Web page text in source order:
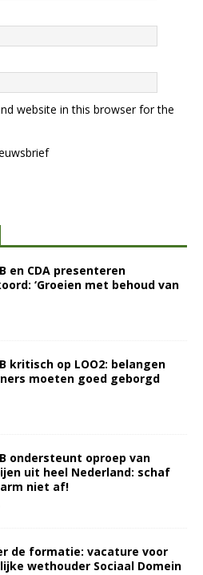
website in this browser for the
en CDA presenteren
‘Groeien met behoud van
kritisch op LOO2: belangen
moeten goed geborgd
ondersteunt oproep van
uit heel Nederland: schaf
niet af!
de formatie: vacature voor
wethouder Sociaal Domein